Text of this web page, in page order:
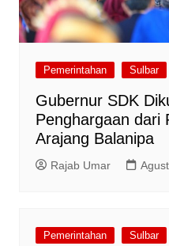
Pemerintahan Sulbar
Gubernur SDK
Penghargaan dari
Arajang Balanipa
Rajab Umar
Pemerintahan Sulbar